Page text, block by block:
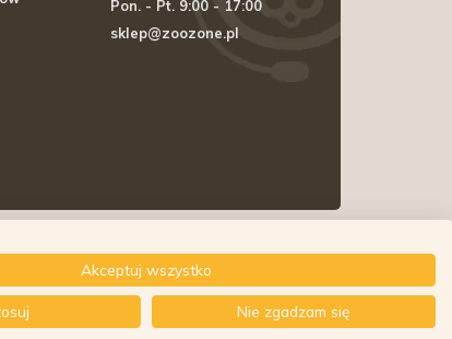
Pon. - Pt. 9:00 - 17:00
sklep@zoozone.pl
Akceptuj wszystko
Nie zgadzam się